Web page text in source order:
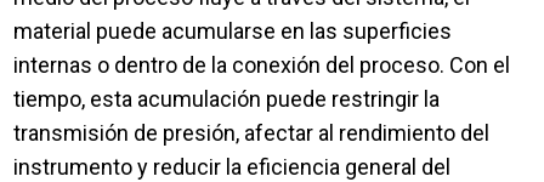
material puede acumularse en las superficies
internas o dentro de la conexión del proceso. Con el
tiempo, esta acumulación puede restringir la
transmisión de presión, afectar al rendimiento del
instrumento y reducir la eficiencia general del